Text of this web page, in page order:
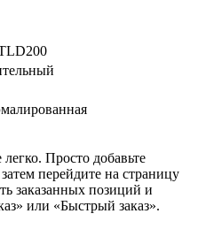
Просто добавьте
перейдите на страницу
заказанных позиций и
или «Быстрый заказ».